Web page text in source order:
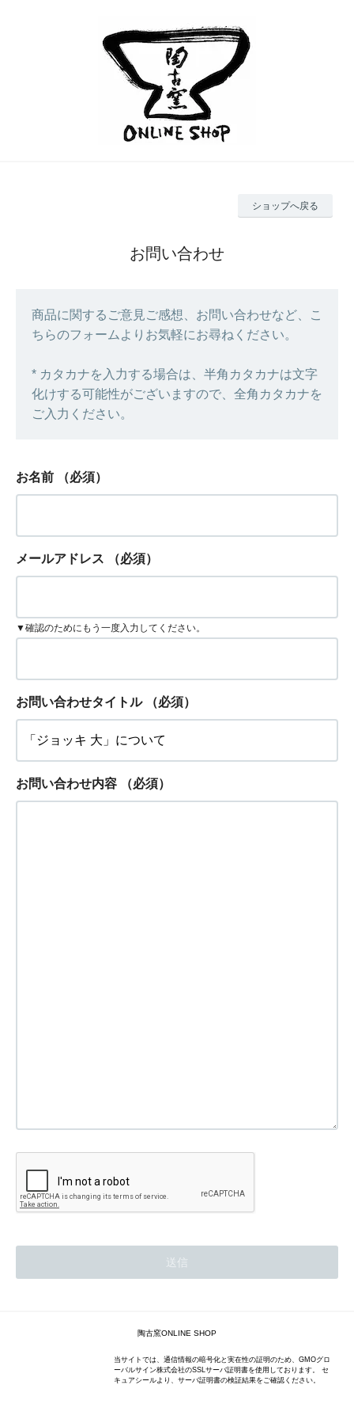
ショップへ戻る
お問い合わせ
商品に関するご意見ご感想、お問い合わせなど、こ
ちらのフォームよりお気軽にお尋ねください。
* カタカナを入力する場合は、半角カタカナは文字
化けする可能性がございますので、全角カタカナを
ご入力ください。
お名前 （必須）
メールアドレス （必須）
▼確認のためにもう一度入力してください。
お問い合わせタイトル （必須）
お問い合わせ内容 （必須）
陶古窯ONLINE SHOP
当サイトでは、通信情報の暗号化と実在性の証明のため、GMOグロ
ーバルサイン株式会社のSSLサーバ証明書を使用しております。 セ
キュアシールより、サーバ証明書の検証結果をご確認ください。